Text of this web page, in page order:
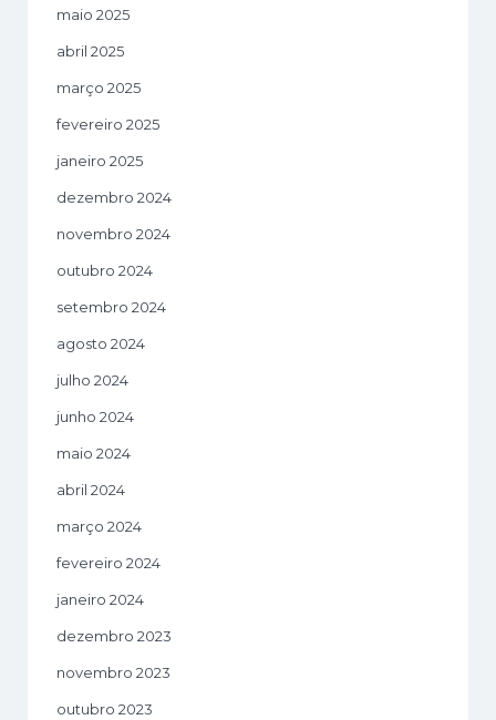
maio 2025
abril 2025
março 2025
fevereiro 2025
janeiro 2025
dezembro 2024
novembro 2024
outubro 2024
setembro 2024
agosto 2024
julho 2024
junho 2024
maio 2024
abril 2024
março 2024
fevereiro 2024
janeiro 2024
dezembro 2023
novembro 2023
outubro 2023